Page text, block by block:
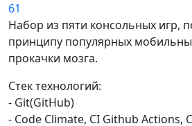
61
Набор из пяти консольных игр,
принципу популярных
прокачки мозга.
Стек технологий:
- Git(GitHub)
- Code Climate, CI Github Actions,